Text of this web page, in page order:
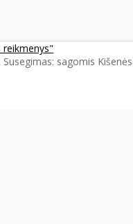
reikmenys"
sagomis